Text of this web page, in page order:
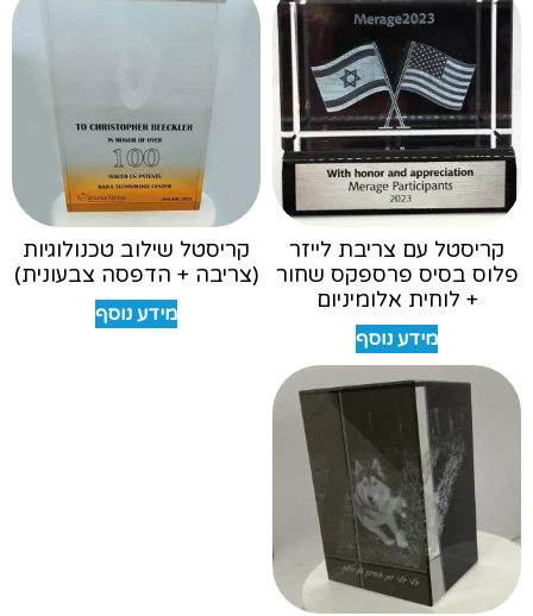
קריסטל עם צריבת לייזר
פלוס בסיס פרספקס שחור
+ לוחית אלומיניום
מידע נוסף
קריסטל שילוב טכנולוגיות
(צריבה + הדפסה צבעונית)
מידע נוסף